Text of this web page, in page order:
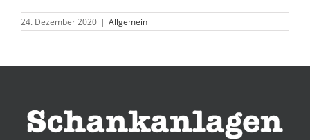
24. Dezember 2020 | Allgemein